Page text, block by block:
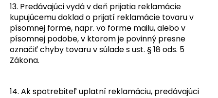
13. Predávajúci vydá v deň prijatia reklamácie
kupujúcemu doklad o prijatí reklamácie tovaru v
písomnej forme, napr. vo forme mailu, alebo v
písomnej podobe, v ktorom je povinný presne
označiť chyby tovaru v súlade s ust. § 18 ods. 5
Zákona.
14. Ak spotrebiteľ uplatní reklamáciu, predávajúci